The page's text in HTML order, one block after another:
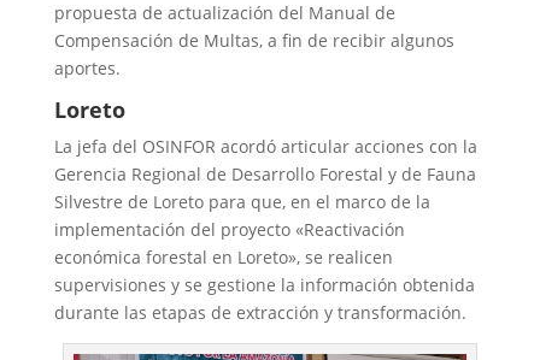
propuesta de actualización del Manual de
Compensación de Multas, a fin de recibir algunos
aportes.
Loreto
La jefa del OSINFOR acordó articular acciones con la
Gerencia Regional de Desarrollo Forestal y de Fauna
Silvestre de Loreto para que, en el marco de la
implementación del proyecto «Reactivación
económica forestal en Loreto», se realicen
supervisiones y se gestione la información obtenida
durante las etapas de extracción y transformación.